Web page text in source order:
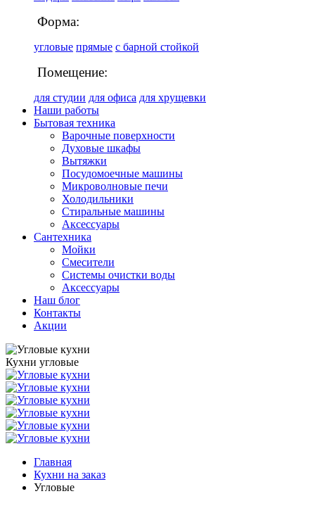
Форма:
угловые прямые с барной стойкой
Помещение:
для студии для офиса для хрущевки
Наши работы
Бытовая техника
Варочные поверхности
Духовые шкафы
Вытяжки
Посудомоечные машины
Микроволновые печи
Холодильники
Стиральные машины
Аксессуары
Сантехника
Мойки
Смесители
Системы очистки воды
Аксессуары
Наш блог
Контакты
Акции
Кухни угловые
Главная
Кухни на заказ
Угловые